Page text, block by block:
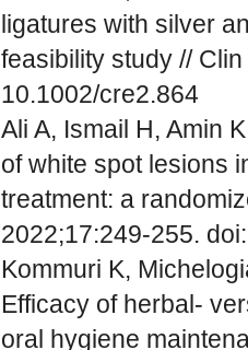
ligatures with silver
feasibility study //
10.1002/cre2.864
Ali A, Ismail H, Amin
of white spot lesions
treatment: a
2022;17:249-255.
Kommuri K,
Efficacy of herbal-
oral hygiene